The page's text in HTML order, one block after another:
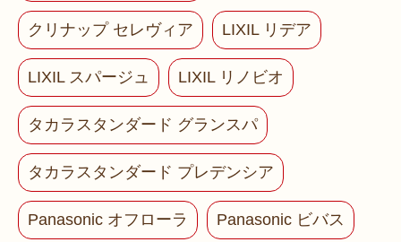
クリナップ セレヴィア LIXIL リデア
LIXIL スパージュ LIXIL リノビオ
タカラスタンダード グランスパ
タカラスタンダード プレデンシア
Panasonic オフローラ Panasonic ビバス